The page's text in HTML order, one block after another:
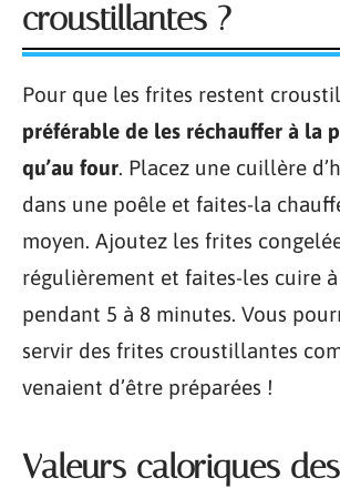
croustillantes ?
Pour que les frites restent
préférable de les réchauffer à la
qu’au four. Placez une cuillère
dans une poêle et faites-la
moyen. Ajoutez les frites
régulièrement et faites-les cuire
pendant 5 à 8 minutes. Vous
servir des frites croustillantes
venaient d’être préparées !
Valeurs caloriques